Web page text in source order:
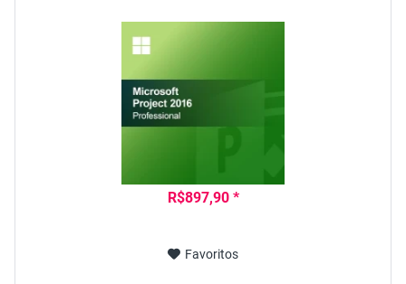
R$897,90 *
Favoritos